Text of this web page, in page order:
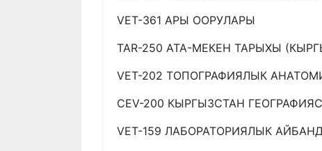
VET-361 АРЫ ООРУЛАРЫ
TAR-250 АТА-МЕКЕН ТАРЫХЫ
VET-202 ТОПОГРАФИЯЛЫК
CEV-200 КЫРГЫЗСТАН
VET-159 ЛАБОРАТОРИЯЛЫК